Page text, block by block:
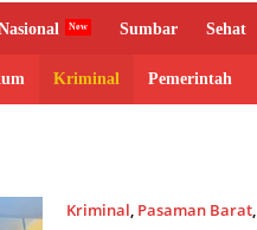
Sumbar Sehat
Kriminal Pemerintah
Kriminal, Pasaman Barat,